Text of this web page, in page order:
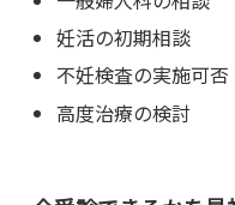
妊活の初期相談
不妊検査の実施可否
高度治療の検討